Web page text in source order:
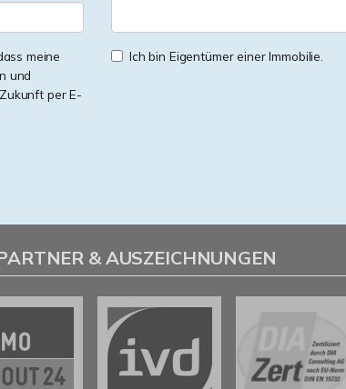
meine
und
per E-
Ich bin Eigentümer einer Immobilie.
& AUSZEICHNUNGEN